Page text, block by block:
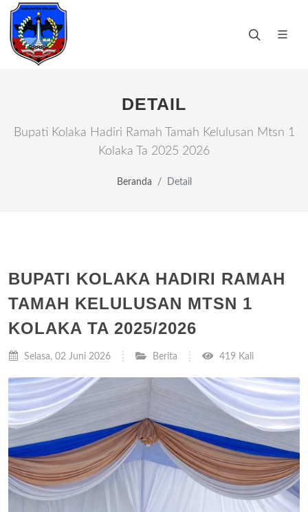
DETAIL
Bupati Kolaka Hadiri Ramah Tamah Kelulusan Mtsn 1
Kolaka Ta 2025 2026
Beranda Detail
BUPATI KOLAKA HADIRI RAMAH
TAMAH KELULUSAN MTSN 1
KOLAKA TA 2025/2026
Selasa, 02 Juni 2026 Berita 419 Kali